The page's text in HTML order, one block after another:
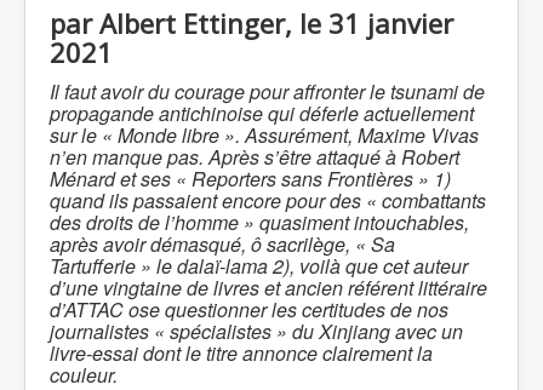
≡
par Albert Ettinger, le 31 janvier
2021
Il faut avoir du courage pour affronter le tsunami de
propagande antichinoise qui déferle actuellement
sur le « Monde libre ». Assurément, Maxime Vivas
n’en manque pas. Après s’être attaqué à Robert
Ménard et ses « Reporters sans Frontières » 1)
quand ils passaient encore pour des « combattants
des droits de l’homme » quasiment intouchables,
après avoir démasqué, ô sacrilège, « Sa
Tartufferie » le dalaï-lama 2), voilà que cet auteur
d’une vingtaine de livres et ancien référent littéraire
d’ATTAC ose questionner les certitudes de nos
journalistes « spécialistes » du Xinjiang avec un
livre-essai dont le titre annonce clairement la
couleur.